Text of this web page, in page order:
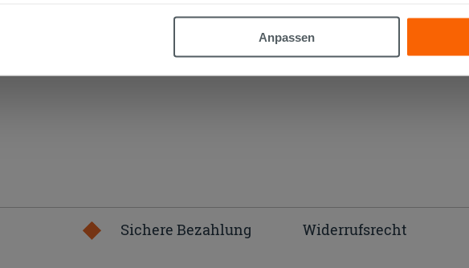
Anpassen
LEGEN
41,80 € /STK.
IN DEN WARENKORB LEGEN
Sichere Bezahlung Widerrufsrecht